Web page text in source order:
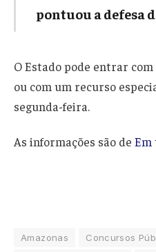
pontuou a defesa
O Estado pode entrar
ou com um recurso
segunda-feira.
As informações são de Em
Amazonas
Concursos